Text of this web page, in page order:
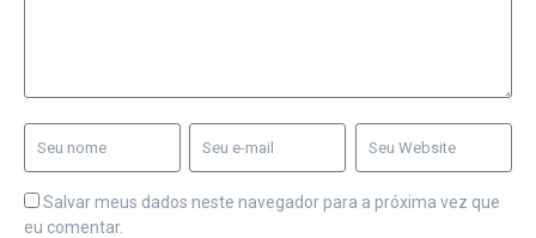
Salvar meus dados neste navegador para a próxima vez que
eu comentar.